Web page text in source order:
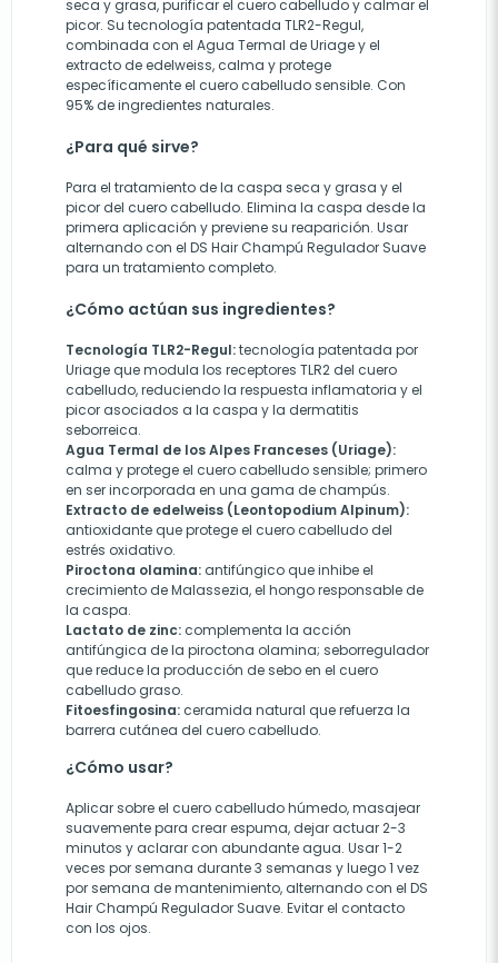
seca y grasa, purificar el cuero cabelludo y calmar el
picor. Su tecnología patentada TLR2-Regul,
combinada con el Agua Termal de Uriage y el
extracto de edelweiss, calma y protege
específicamente el cuero cabelludo sensible. Con
95% de ingredientes naturales.
¿Para qué sirve?
Para el tratamiento de la caspa seca y grasa y el
picor del cuero cabelludo. Elimina la caspa desde la
primera aplicación y previene su reaparición. Usar
alternando con el DS Hair Champú Regulador Suave
para un tratamiento completo.
¿Cómo actúan sus ingredientes?
Tecnología TLR2-Regul:tecnología patentada por
Uriage que modula los receptores TLR2 del cuero
cabelludo, reduciendo la respuesta inflamatoria y el
picor asociados a la caspa y la dermatitis
seborreica.
Agua Termal de los Alpes Franceses (Uriage):
calma y protege el cuero cabelludo sensible; primero
en ser incorporada en una gama de champús.
Extracto de edelweiss (Leontopodium Alpinum):
antioxidante que protege el cuero cabelludo del
estrés oxidativo.
Piroctona olamina: antifúngico que inhibe el
crecimiento de Malassezia, el hongo responsable de
la caspa.
Lactato de zinc: complementa la acción
antifúngica de la piroctona olamina; seborregulador
que reduce la producción de sebo en el cuero
cabelludo graso.
Fitoesfingosina: ceramida natural que refuerza la
barrera cutánea del cuero cabelludo.
¿Cómo usar?
Aplicar sobre el cuero cabelludo húmedo, masajear
suavemente para crear espuma, dejar actuar 2-3
minutos y aclarar con abundante agua. Usar 1-2
veces por semana durante 3 semanas y luego 1 vez
por semana de mantenimiento, alternando con el DS
Hair Champú Regulador Suave. Evitar el contacto
con los ojos.